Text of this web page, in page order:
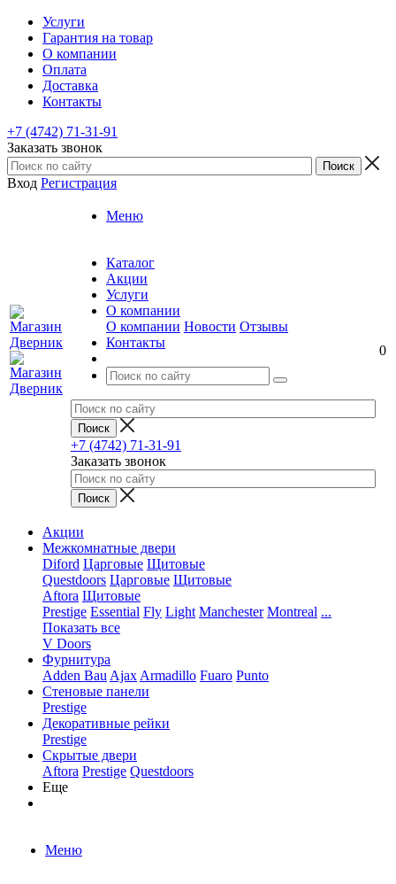
Услуги
Гарантия на товар
О компании
Оплата
Доставка
Контакты
+7 (4742) 71-31-91
Заказать звонок
Вход Регистрация
Меню
Каталог
Акции
Услуги
О компании
О компании Новости Отзывы
Контакты
+7 (4742) 71-31-91
Заказать звонок
0
Акции
Межкомнатные двери
Diford Царговые Щитовые
Questdoors Царговые Щитовые
Aftora Щитовые
Prestige Essential Fly Light Manchester Montreal ...
Показать все
V Doors
Фурнитура
Adden Bau Ajax Armadillo Fuaro Punto
Стеновые панели
Prestige
Декоративные рейки
Prestige
Скрытые двери
Aftora Prestige Questdoors
Еще
Меню